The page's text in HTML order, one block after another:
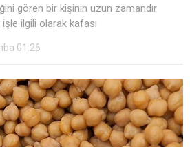
gören bir kişinin uzun zamandır
ilgili olarak kafası
01:26